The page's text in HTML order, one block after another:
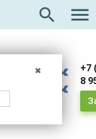
search 
✖
+7
8